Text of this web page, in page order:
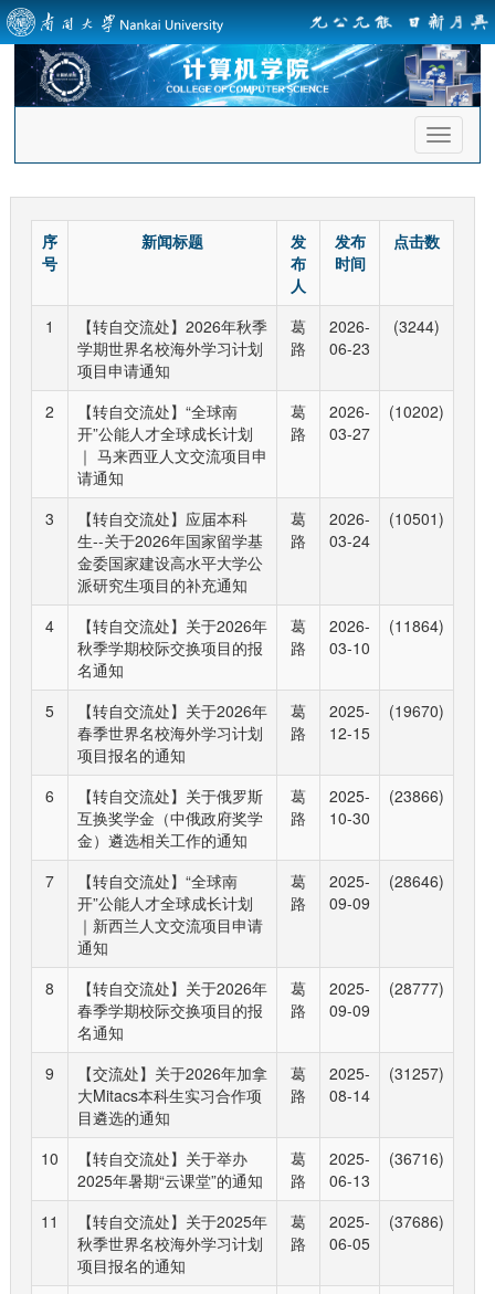
首
页
航
序
号
新闻标题
发
布
人
发布
时间
点击数
1
【转自交流处】2026年秋季
学期世界名校海外学习计划
项目申请通知
葛
路
2026-
06-23
(3244)
2
【转自交流处】“全球南
开”公能人才全球成长计划
｜ 马来西亚人文交流项目申
请通知
葛
路
2026-
03-27
(10202)
3
【转自交流处】应届本科
生--关于2026年国家留学基
金委国家建设高水平大学公
派研究生项目的补充通知
葛
路
2026-
03-24
(10501)
4
【转自交流处】关于2026年
秋季学期校际交换项目的报
名通知
葛
路
2026-
03-10
(11864)
5
【转自交流处】关于2026年
春季世界名校海外学习计划
项目报名的通知
葛
路
2025-
12-15
(19670)
6
【转自交流处】关于俄罗斯
互换奖学金（中俄政府奖学
金）遴选相关工作的通知
葛
路
2025-
10-30
(23866)
7
【转自交流处】“全球南
开”公能人才全球成长计划
｜新西兰人文交流项目申请
通知
葛
路
2025-
09-09
(28646)
8
【转自交流处】关于2026年
春季学期校际交换项目的报
名通知
葛
路
2025-
09-09
(28777)
9
【交流处】关于2026年加拿
大Mitacs本科生实习合作项
目遴选的通知
葛
路
2025-
08-14
(31257)
10
【转自交流处】关于举办
2025年暑期“云课堂”的通知
葛
路
2025-
06-13
(36716)
11
【转自交流处】关于2025年
秋季世界名校海外学习计划
项目报名的通知
葛
路
2025-
06-05
(37686)